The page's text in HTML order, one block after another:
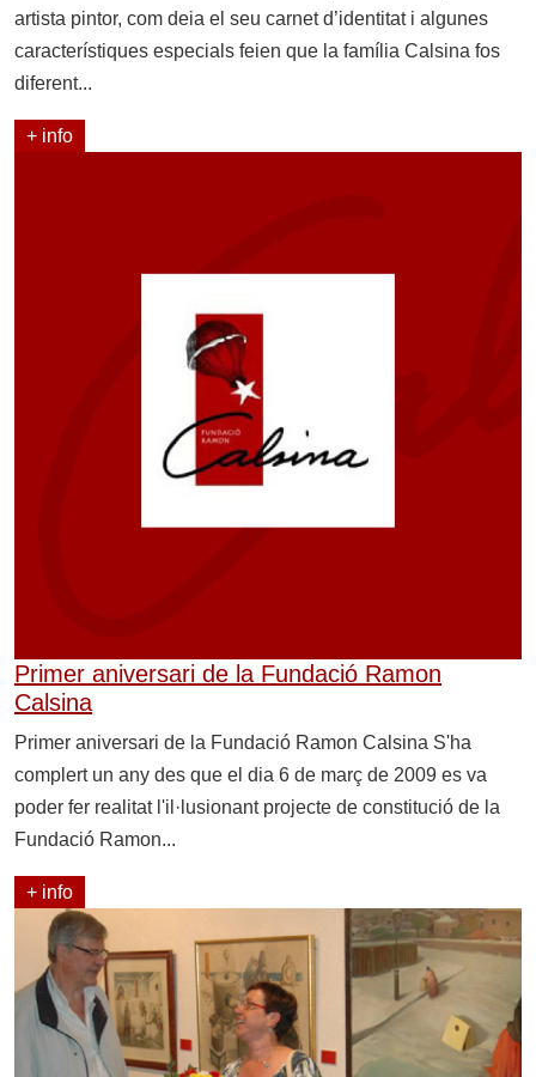
artista pintor, com deia el seu carnet d’identitat i algunes
característiques especials feien que la família Calsina fos
diferent...
+ info
Primer aniversari de la Fundació Ramon
Calsina
Primer aniversari de la Fundació Ramon Calsina S'ha
complert un any des que el dia 6 de març de 2009 es va
poder fer realitat l'il·lusionant projecte de constitució de la
Fundació Ramon...
+ info